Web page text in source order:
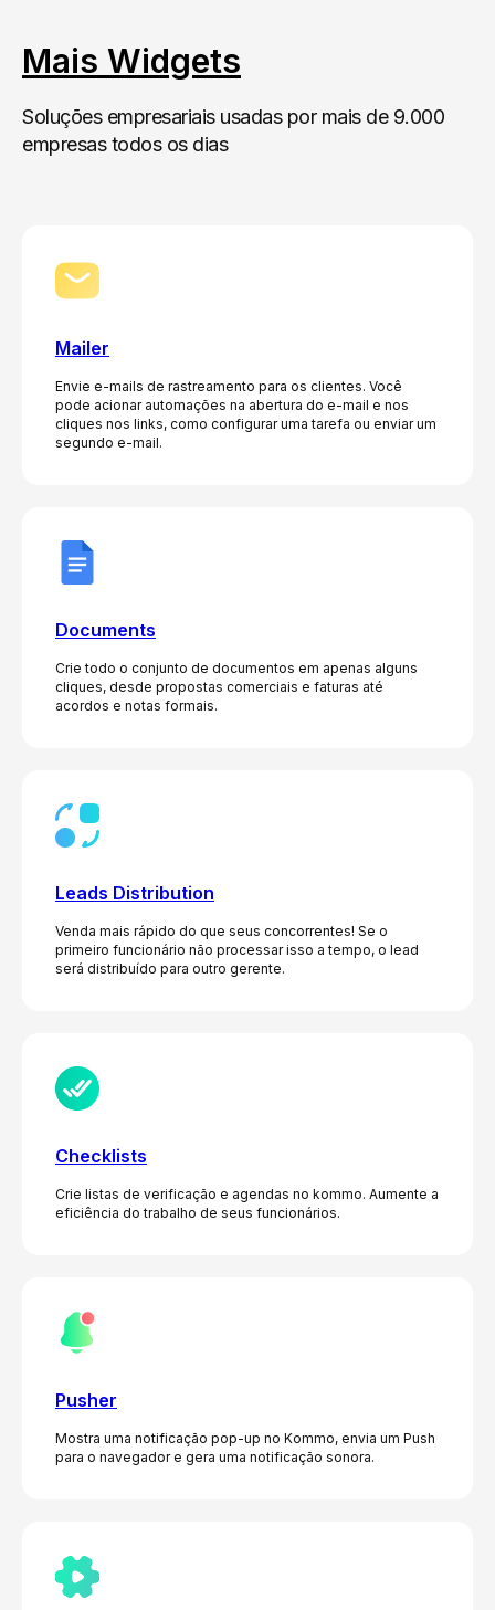
Mais Widgets
Soluções empresariais usadas por mais de 9.000
empresas todos os dias
Mailer
Envie e-mails de rastreamento para os clientes. Você
pode acionar automações na abertura do e-mail e nos
cliques nos links, como configurar uma tarefa ou enviar um
segundo e-mail.
Documents
Crie todo o conjunto de documentos em apenas alguns
cliques, desde propostas comerciais e faturas até
acordos e notas formais.
Leads Distribution
Venda mais rápido do que seus concorrentes! Se o
primeiro funcionário não processar isso a tempo, o lead
será distribuído para outro gerente.
Checklists
Crie listas de verificação e agendas no kommo. Aumente a
eficiência do trabalho de seus funcionários.
Pusher
Mostra uma notificação pop-up no Kommo, envia um Push
para o navegador e gera uma notificação sonora.